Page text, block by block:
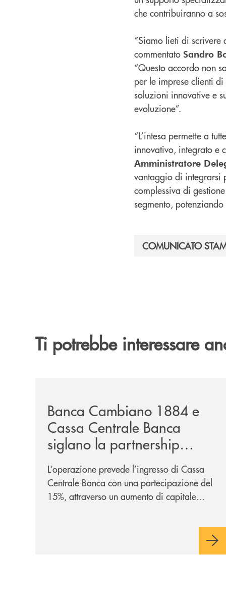
che contribuiranno a
“Siamo lieti di scrivere
commentato Sandro
“Questo accordo non
per le imprese clienti
soluzioni innovative e
evoluzione”.
“L’intesa permette a
innovativo, integrato e
Amministratore
vantaggio di integrarsi
complessiva di
segmento,
COMUNICATO
Ti potrebbe interessare
Banca Cambiano 1884 e
Cassa Centrale Banca
siglano la partnership
strategica
L’operazione prevede l’ingresso di Cassa
Centrale Banca con una partecipazione del
15%, attraverso un aumento di capitale
sulla condivisione di valori comuni e sulla
prossimità ai territori, per ampliare l’offerta